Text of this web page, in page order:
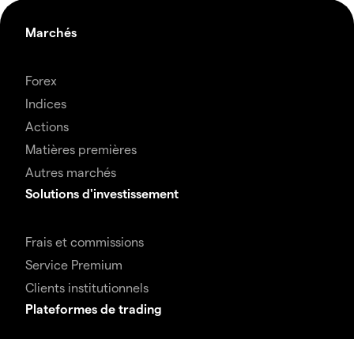
Marchés
Forex
Indices
Actions
Matières premières
Autres marchés
Solutions d'investissement
Frais et commissions
Service Premium
Clients institutionnels
Plateformes de trading